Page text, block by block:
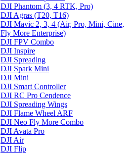
DJI Phantom (3, 4 RTK, Pro)
DJI Agras (T20, T16)
DJI Mavic 2, 3, 4 (Air, Pro, Mini, Cine,
Fly More Enterprise)
DJI FPV Combo
DJI Inspire
DJI Spreading
DJI Spark Mini
DJI Mini
DJI Smart Controller
DJI RC Pro Cendence
DJI Spreading Wings
DJI Flame Wheel ARF
DJI Neo Fly More Combo
DJI Avata Pro
DJI Air
DJI Flip